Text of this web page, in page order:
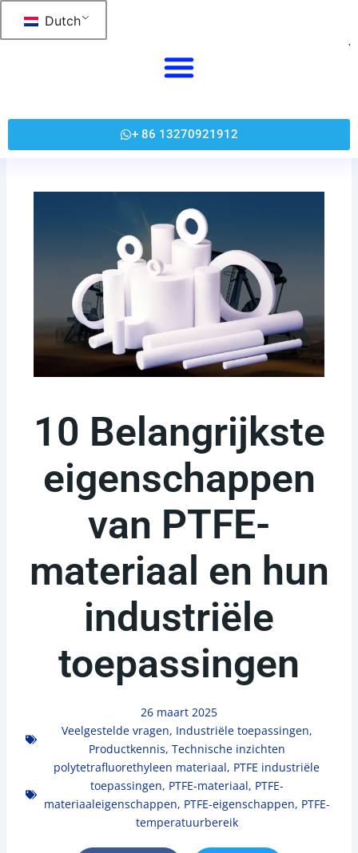
Dutch
+ 86 13270921912
10 Belangrijkste
eigenschappen
van PTFE-
materiaal en hun
industriële
toepassingen
26 maart 2025
Veelgestelde vragen, Industriële toepassingen,
Productkennis, Technische inzichten
polytetrafluorethyleen materiaal, PTFE industriële
toepassingen, PTFE-materiaal, PTFE-
materiaaleigenschappen, PTFE-eigenschappen, PTFE-
temperatuurbereik